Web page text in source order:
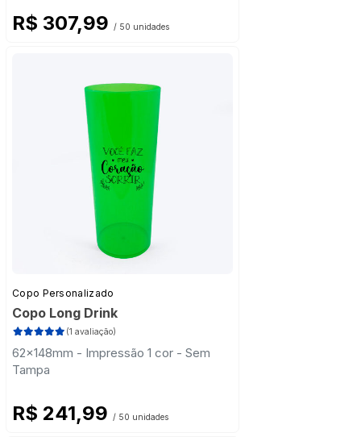
R$ 307,99 / 50 unidades
Copo Personalizado
Copo Long Drink
(1 avaliação)
62x148mm - Impressão 1 cor - Sem
Tampa
R$ 241,99 / 50 unidades